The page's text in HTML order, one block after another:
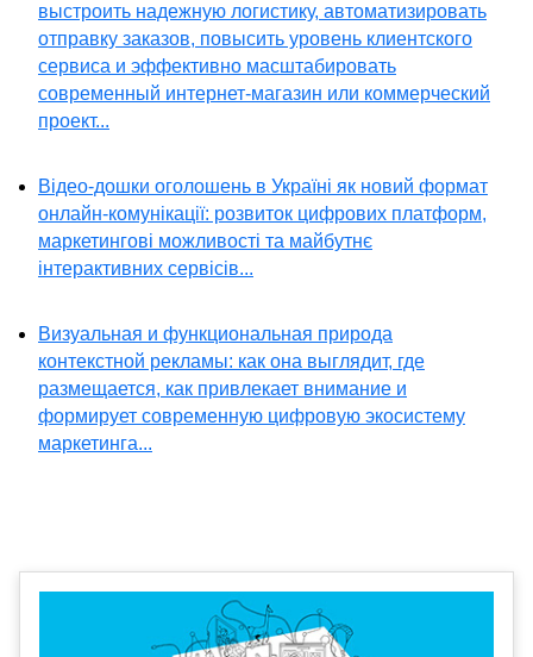
выстроить надежную логистику, автоматизировать
отправку заказов, повысить уровень клиентского
сервиса и эффективно масштабировать
современный интернет-магазин или коммерческий
проект...
Відео-дошки оголошень в Україні як новий формат
онлайн-комунікації: розвиток цифрових платформ,
маркетингові можливості та майбутнє
інтерактивних сервісів...
Визуальная и функциональная природа
контекстной рекламы: как она выглядит, где
размещается, как привлекает внимание и
формирует современную цифровую экосистему
маркетинга...